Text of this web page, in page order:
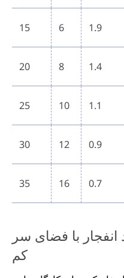
15 6 1.9
20 8 1.4
25 10 1.1
30 12 0.9
35 16 0.7
انفجار با فضای سر
کم